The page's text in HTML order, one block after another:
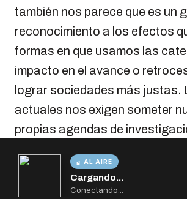
AL AIRE
Cargando...
Conectando...